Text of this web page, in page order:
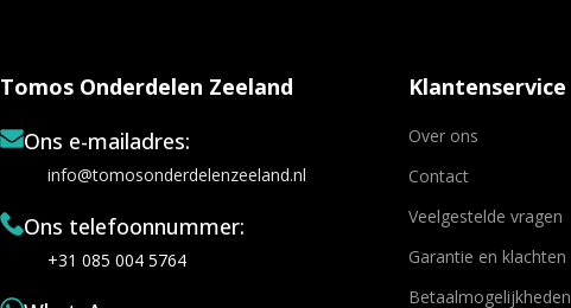
Tomos Onderdelen Zeeland
Ons e-mailadres:
info@tomosonderdelenzeeland.nl
Ons telefoonnummer:
+31 085 004 5764
Klantenservice
Over ons
Contact
Veelgestelde vragen
Garantie en klachten
Betaalmogelijkheden